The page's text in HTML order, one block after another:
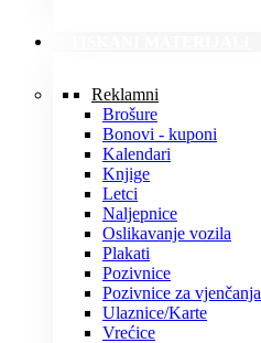
Reklamni
Brošure
Bonovi - kuponi
Kalendari
Knjige
Letci
Naljepnice
Oslikavanje vozila
Plakati
Pozivnice
Pozivnice za vjenčanja
Ulaznice/Karte
Vrećice